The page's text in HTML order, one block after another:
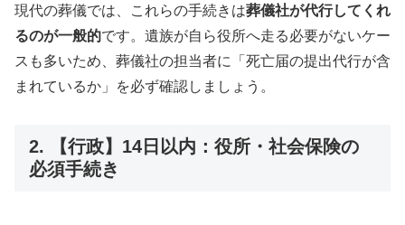
現代の葬儀では、これらの手続きは葬儀社が代行してくれ
るのが一般的です。遺族が自ら役所へ走る必要がないケー
スも多いため、葬儀社の担当者に「死亡届の提出代行が含
まれているか」を必ず確認しましょう。
2. 【行政】14日以内：役所・社会保険の
必須手続き